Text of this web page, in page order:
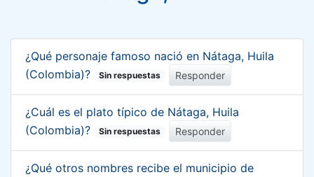
¿Qué personaje famoso nació en Nátaga, Huila
(Colombia)?
Sin respuestas Responder
¿Cuál es el plato típico de Nátaga, Huila
(Colombia)?
Sin respuestas Responder
¿Qué otros nombres recibe el municipio de